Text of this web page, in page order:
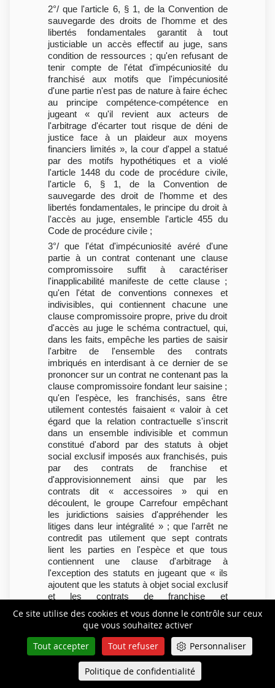
Ce site utilise des cookies et vous donne le contrôle sur ceux
que vous souhaitez activer
Tout accepter
Tout refuser Personnaliser
Politique de confidentialité
2°/ que l'article 6, § 1, de la Convention de
sauvegarde des droits de l'homme et des
libertés fondamentales garantit à tout
justiciable un accès effectif au juge, sans
condition de ressources ; qu'en refusant de
tenir compte de l'état d'impécuniosité du
franchisé aux motifs que l'impécuniosité
d'une partie n'est pas de nature à faire échec
au principe compétence-compétence en
jugeant « qu'il revient aux acteurs de
l'arbitrage d'écarter tout risque de déni de
justice face à un plaideur aux moyens
financiers limités », la cour d'appel a statué
par des motifs hypothétiques et a violé
l'article 1448 du code de procédure civile,
l'article 6, § 1, de la Convention de
sauvegarde des droit de l'homme et des
libertés fondamentales, le principe du droit à
l'accès au juge, ensemble l'article 455 du
Code de procédure civile ;
3°/ que l'état d'impécuniosité avéré d'une
partie à un contrat contenant une clause
compromissoire suffit à caractériser
l'inapplicabilité manifeste de cette clause ;
qu'en l'état de conventions connexes et
indivisibles, qui contiennent chacune une
clause compromissoire propre, prive du droit
d'accès au juge le schéma contractuel, qui,
dans les faits, empêche les parties de saisir
l'arbitre de l'ensemble des contrats
imbriqués en interdisant à ce dernier de se
prononcer sur un contrat ne contenant pas la
clause compromissoire fondant leur saisine ;
qu'en l'espèce, les franchisés, sans être
utilement contestés faisaient « valoir à cet
égard que la relation contractuelle s'inscrit
dans un ensemble indivisible et commun
constitué d'abord par des statuts à objet
social exclusif imposés aux franchisés, puis
par des contrats de franchise et
d'approvisionnement ainsi que par les
contrats dit « accessoires » qui en
découlent, le groupe Carrefour empêchant
les juridictions saisies d'appréhender les
litiges dans leur intégralité » ; que l'arrêt ne
contredit pas utilement que sept contrats
lient les parties en l'espèce et que tous
contiennent une clause d'arbitrage à
l'exception des statuts en jugeant que « ils
ajoutent que les statuts à objet social exclusif
et les contrats de franchise et
d'approvisionnement CPF et CSF sont des
contrats d'adhésion imposés uniformément à
tous les franchisés sans possibilité de
négociation. » ; qu'en l'espèce le système
mis en place par le groupe Carrefour,
contenait autant de clauses
compromissoires que de contrats tous
Queue-Fair